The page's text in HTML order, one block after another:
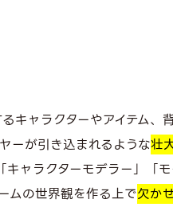
キャラクターやアイテム、
ーが引き込まれるような壮
ャラクターモデラー」「
ムの世界観を作る上で欠か